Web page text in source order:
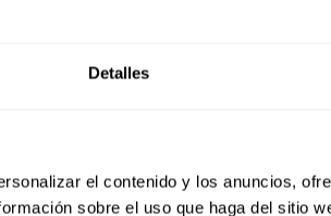
Detalles
el contenido y los anuncios,
sobre el uso que haga del sitio
Esto te permitirá recopilar datos